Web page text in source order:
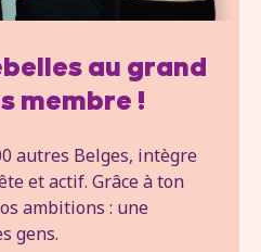
au grand
membre !
autres Belges, intègre
et actif. Grâce à ton
ambitions : une
gens.